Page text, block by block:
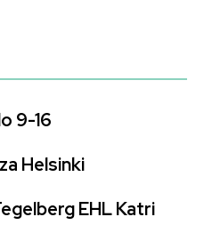
9-16
Helsinki
EHL Katri